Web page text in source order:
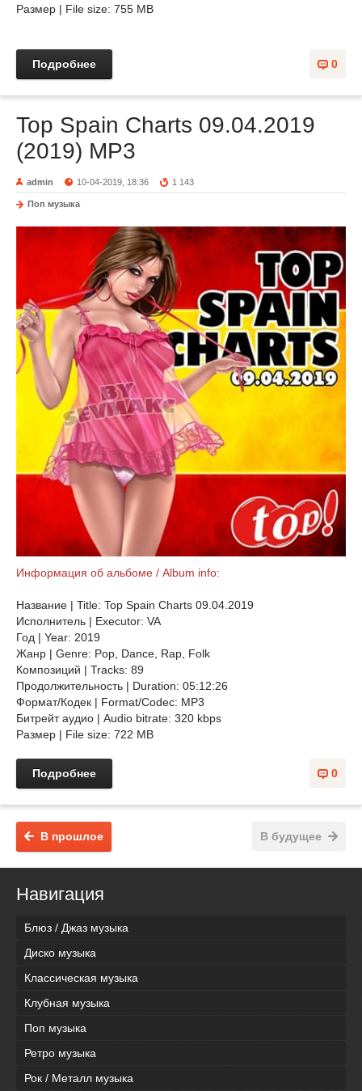
Размер | File size: 755 MB
0
Подробнее
Top Spain Charts 09.04.2019
(2019) MP3
admin 10-04-2019, 18:36 1 143
Поп музыка
Информация об альбоме / Album info:
Название | Title: Top Spain Charts 09.04.2019
Исполнитель | Executor: VA
Год | Year: 2019
Жанр | Genre: Pop, Dance, Rap, Folk
Композиций | Tracks: 89
Продолжительность | Duration: 05:12:26
Формат/Кодек | Format/Codec: MP3
Битрейт аудио | Audio bitrate: 320 kbps
Размер | File size: 722 MB
0
Подробнее
В будущее
В прошлое
Навигация
Блюз / Джаз музыка
Диско музыка
Классическая музыка
Клубная музыка
Поп музыка
Ретро музыка
Рок / Металл музыка